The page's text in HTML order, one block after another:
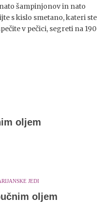
šampinjonov in nato
s kislo smetano, kateri ste
v pečici, segreti na 190
oljem
JEDI
oljem